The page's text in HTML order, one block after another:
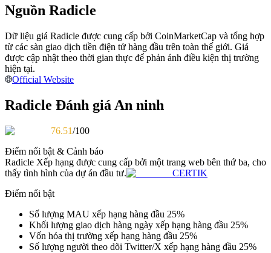
Trở thành Nhà giao dịch Sao chép
Tận hưởng chia sẻ lợi nhuận và hoa hồng giao dịch sao chép
Phân tích dữ liệu lớn bao gồm thông tin giao dịch, v.v.
Nguồn Radicle
Dữ liệu giá Radicle được cung cấp bởi CoinMarketCap và tổng hợp
từ các sàn giao dịch tiền điện tử hàng đầu trên toàn thế giới. Giá
được cập nhật theo thời gian thực để phản ánh điều kiện thị trường
hiện tại.
Official Website
Radicle Đánh giá An ninh
76.51/100
Điểm nổi bật & Cảnh báo
Radicle Xếp hạng được cung cấp bởi một trang web bên thứ ba, cho
thấy tình hình của dự án đầu tư.
CERTIK
Điểm nổi bật
Số lượng MAU xếp hạng hàng đầu 25%
Khối lượng giao dịch hàng ngày xếp hạng hàng đầu 25%
Vốn hóa thị trường xếp hạng hàng đầu 25%
Số lượng người theo dõi Twitter/X xếp hạng hàng đầu 25%